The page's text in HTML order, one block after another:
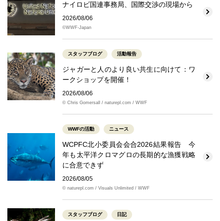
ナイロビ国連事務局、国際交渉の現場から
2026/08/06
©WWF-Japan
スタッフブログ 活動報告
ジャガーと人のより良い共生に向けて：ワ
ークショップを開催！
2026/08/06
© Chris Gomersall / naturepl.com / WWF
WWFの活動 ニュース
WCPFC北小委員会会合2026結果報告 今
年も太平洋クロマグロの長期的な漁獲戦略
に合意できず
2026/08/05
© naturepl.com / Visuals Unlimited / WWF
スタッフブログ 日記